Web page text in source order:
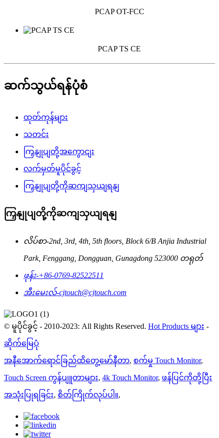
PCAP OT-FCC
PCAP TS CE
ဆက်သွယ်ရန်ပုံစံ
ထုတ်ကုန်များ
သတင်း
ကြှနျုပျတို့အကွောငျး
လက်မှတ်မူပိုင်ခွင့်
ကြှနျုပျတို့ကိုဆကျသှယျရနျ
ကြှနျုပျတို့ကိုဆကျသှယျရနျ
လိပ်စာ-2nd, 3rd, 4th, 5th floors, Block 6/B Anjia Industrial
Park, Fenggang, Dongguan, Gunagdong 523000 တရုတ်
ဖုန်း-+86-0769-82522511
အီးမေးလ်-cjtouch@cjtouch.com
© မူပိုင်ခွင့် - 2010-2023: All Rights Reserved. Hot Products များ -
ဆိုက်မြေပုံ
အနီအောက်ရောင်ခြည်ထိတွေ့မော်နီတာ, စက်မှု Touch Monitor,
Touch Screen ကွန်ပျူတာများ, 4k Touch Monitor, ဖန်ပြင်ကိုတို့ပြီး
အသုံးပြုရခြင်း, စိတ်ကြိုက်လုပ်ပါ။,